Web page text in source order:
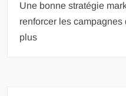
Une bonne stratégie
renforcer les
plus